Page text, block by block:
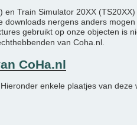
Train Simulator 20XX
nergens anders
gebruikt op onze objecten is
van Coha.nl.
CoHa.nl
enkele plaatjes van deze